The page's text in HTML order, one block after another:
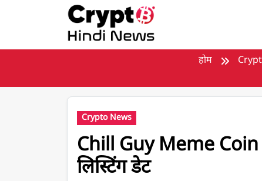
होम
Crypto News
Chill Guy Meme
लिस्टिंग डेट